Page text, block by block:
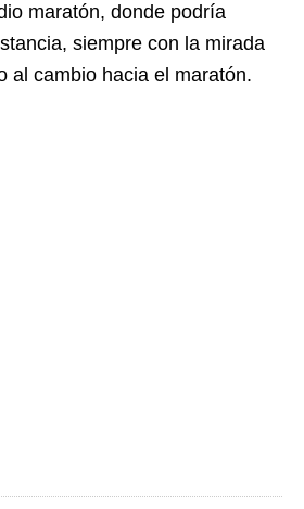
maratón, donde podría
siempre con la mirada
al cambio hacia el maratón.